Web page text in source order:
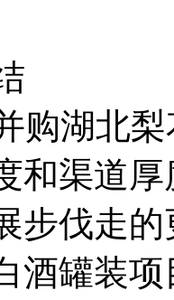
湖北梨
和渠道
步伐走
酒罐装